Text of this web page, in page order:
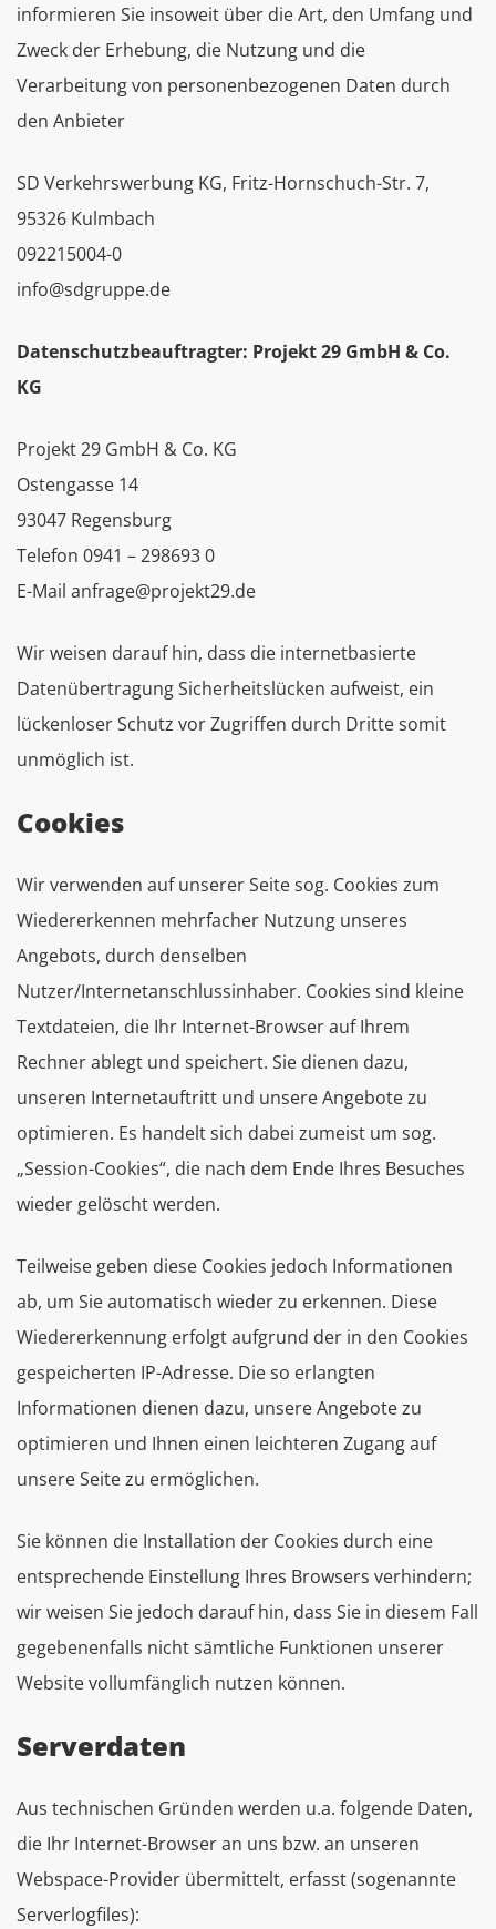
informieren Sie insoweit über die Art, den Umfang und
Zweck der Erhebung, die Nutzung und die
Verarbeitung von personenbezogenen Daten durch
den Anbieter
SD Verkehrswerbung KG, Fritz-Hornschuch-Str. 7,
95326 Kulmbach
092215004-0
info@sdgruppe.de
Datenschutzbeauftragter: Projekt 29 GmbH & Co.
KG
Projekt 29 GmbH & Co. KG
Ostengasse 14
93047 Regensburg
Telefon 0941 – 298693 0
E-Mail anfrage@projekt29.de
Wir weisen darauf hin, dass die internetbasierte
Datenübertragung Sicherheitslücken aufweist, ein
lückenloser Schutz vor Zugriffen durch Dritte somit
unmöglich ist.
Cookies
Wir verwenden auf unserer Seite sog. Cookies zum
Wiedererkennen mehrfacher Nutzung unseres
Angebots, durch denselben
Nutzer/Internetanschlussinhaber. Cookies sind kleine
Textdateien, die Ihr Internet-Browser auf Ihrem
Rechner ablegt und speichert. Sie dienen dazu,
unseren Internetauftritt und unsere Angebote zu
optimieren. Es handelt sich dabei zumeist um sog.
„Session-Cookies“, die nach dem Ende Ihres Besuches
wieder gelöscht werden.
Teilweise geben diese Cookies jedoch Informationen
ab, um Sie automatisch wieder zu erkennen. Diese
Wiedererkennung erfolgt aufgrund der in den Cookies
gespeicherten IP-Adresse. Die so erlangten
Informationen dienen dazu, unsere Angebote zu
optimieren und Ihnen einen leichteren Zugang auf
unsere Seite zu ermöglichen.
Sie können die Installation der Cookies durch eine
entsprechende Einstellung Ihres Browsers verhindern;
wir weisen Sie jedoch darauf hin, dass Sie in diesem Fall
gegebenenfalls nicht sämtliche Funktionen unserer
Website vollumfänglich nutzen können.
Serverdaten
Aus technischen Gründen werden u.a. folgende Daten,
die Ihr Internet-Browser an uns bzw. an unseren
Webspace-Provider übermittelt, erfasst (sogenannte
Serverlogfiles):